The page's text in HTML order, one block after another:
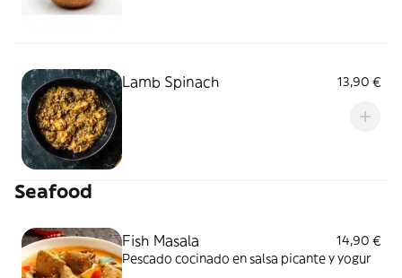
Lamb Spinach 13,90 €
Seafood
Fish Masala
14,90 €
Pescado cocinado en salsa picante y yogur